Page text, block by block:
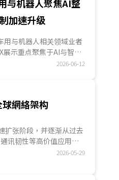
与机器人聚焦AI整
加速升级
用与机器人相关领域业者
展示重点聚焦于AI与智能
智能充电，以及机器人
2026-06-12
網絡架构
扩张阶段，并逐渐从过去
讯韧性等高价值应用市
元任务，LEO卫星因部署
外，Amazon LEO、
2026-05-29